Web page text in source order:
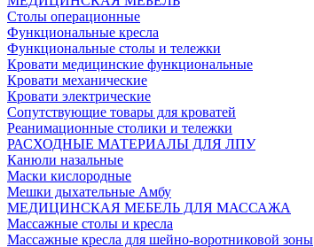
Столы операционные
Функциональные кресла
Функциональные столы и тележки
Кровати медицинские функциональные
Кровати механические
Кровати электрические
Сопутствующие товары для кроватей
Реанимационные столики и тележки
РАСХОДНЫЕ МАТЕРИАЛЫ ДЛЯ ЛПУ
Канюли назальные
Маски кислородные
Мешки дыхательные Амбу
МЕДИЦИНСКАЯ МЕБЕЛЬ ДЛЯ МАССАЖА
Массажные столы и кресла
Массажные кресла для шейно-воротниковой зоны